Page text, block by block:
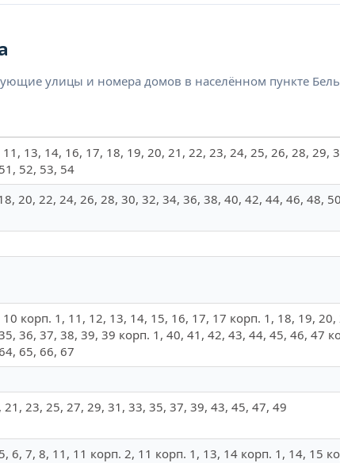
улицы и номера домов в населённом пункте
13, 14, 16, 17, 18, 19, 20, 21, 22, 23, 24, 25, 26, 28, 29,
52, 53, 54
20, 22, 24, 26, 28, 30, 32, 34, 36, 38, 40, 42, 44, 46, 48,
корп. 1, 11, 12, 13, 14, 15, 16, 17, 17 корп. 1, 18, 19,
36, 37, 38, 39, 39 корп. 1, 40, 41, 42, 43, 44, 45, 46, 47
65, 66, 67
23, 25, 27, 29, 31, 33, 35, 37, 39, 43, 45, 47, 49
6, 7, 8, 11, 11 корп. 2, 11 корп. 1, 13, 14 корп. 1, 14, 15